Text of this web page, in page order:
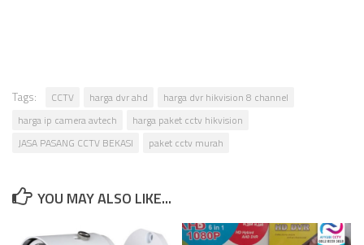
Tags: CCTV harga dvr ahd
harga dvr hikvision 8 channel
harga ip camera avtech
harga paket cctv hikvision
JASA PASANG CCTV BEKASI
paket cctv murah
YOU MAY ALSO LIKE...